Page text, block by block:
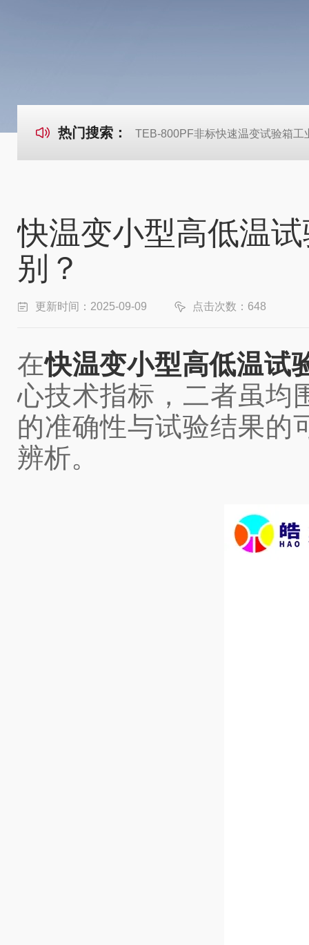
热门搜索： TEB-800PF非标快速温变试验箱工
快温变小型高低温试
别？
更新时间：2025-09-09 点击次数：648
在快温变小型高低温试
心技术指标，二者虽均
的准确性与试验结果的
辨析。